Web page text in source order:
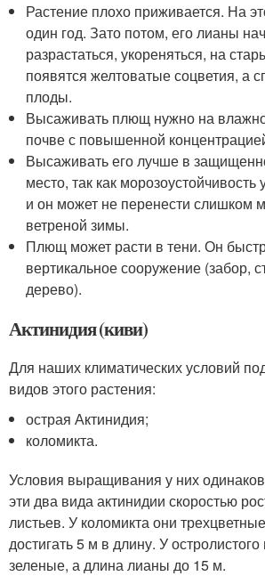
Растение плохо приживается. На
один год. Зато потом, его лианы
разрастаться, укореняться, на
появятся желтоватые соцветия, а
плоды.
Высаживать плющ нужно на
почве с повышенной
Высаживать его лучше в
место, так как
и он может не перенести слишком
ветреной зимы.
Плющ может расти в тени. Он
вертикальное сооружение (забор,
дерево).
Актинидия (киви)
Для наших климатических условий
видов этого растения:
острая Актинидия;
коломикта.
Условия выращивания у них
эти два вида актинидии скоростью
листьев. У коломикта они
достигать 5 м в длину. У
зеленые, а длина лианы до 15 м.